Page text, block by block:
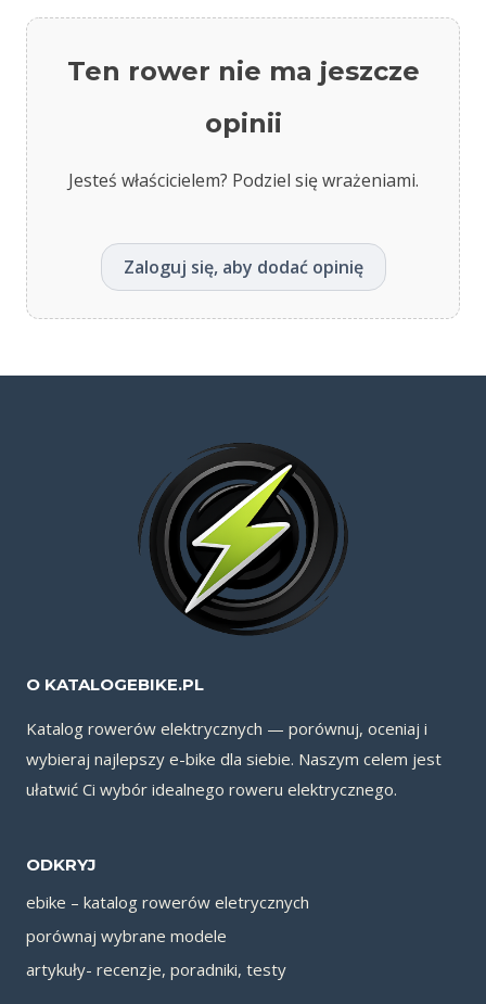
Ten rower nie ma jeszcze
opinii
Jesteś właścicielem? Podziel się wrażeniami.
Zaloguj się, aby dodać opinię
O KATALOGEBIKE.PL
Katalog rowerów elektrycznych — porównuj, oceniaj i
wybieraj najlepszy e-bike dla siebie. Naszym celem jest
ułatwić Ci wybór idealnego roweru elektrycznego.
ODKRYJ
ebike – katalog rowerów eletrycznych
porównaj wybrane modele
artykuły- recenzje, poradniki, testy